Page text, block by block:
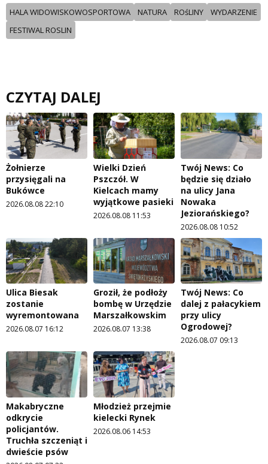
HALA WIDOWISKOWOSPORTOWA NATURA ROśLINY
WYDARZENIE
FESTIWAL ROSLIN
CZYTAJ DALEJ
Żołnierze
przysięgali na
Bukówce
2026.08.08 22:10
Wielki Dzień
Pszczół. W
Kielcach mamy
wyjątkowe pasieki
2026.08.08 11:53
Twój News: Co
będzie się działo
na ulicy Jana
Nowaka
Jeziorańskiego?
2026.08.08 10:52
Ulica Biesak
zostanie
wyremontowana
2026.08.07 16:12
Groził, że podłoży
bombę w Urzędzie
Marszałkowskim
2026.08.07 13:38
Twój News: Co
dalej z pałacykiem
przy ulicy
Ogrodowej?
2026.08.07 09:13
Makabryczne
odkrycie
policjantów.
Truchła szczeniąt i
dwieście psów
Młodzież przejmie
kielecki Rynek
2026.08.06 14:53